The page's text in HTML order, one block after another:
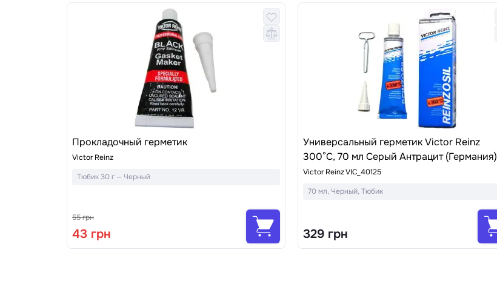
Прокладочный герметик
Victor Reinz
Тюбик 30 г — Черный
55 грн
43 грн
Универсальный герметик Victor Reinz
300°C, 70 мл Серый Антрацит (Германия)
Victor Reinz VIC_40125
70 мл, Черный, Тюбик
329 грн